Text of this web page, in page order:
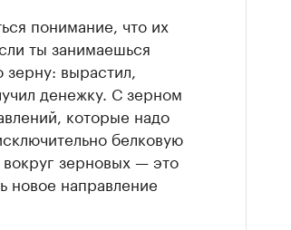
понимание, что их
ты занимаешься
вырастил,
денежку. С зерном
которые надо
белковую
зерновых — это
новое направление